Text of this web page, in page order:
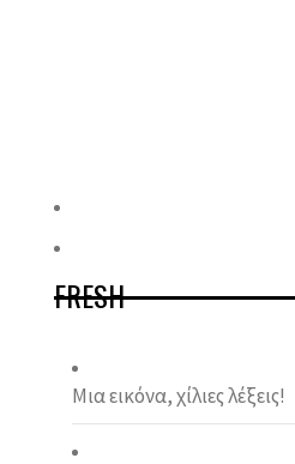
FRESH
Μια εικόνα, χίλιες λέξεις!